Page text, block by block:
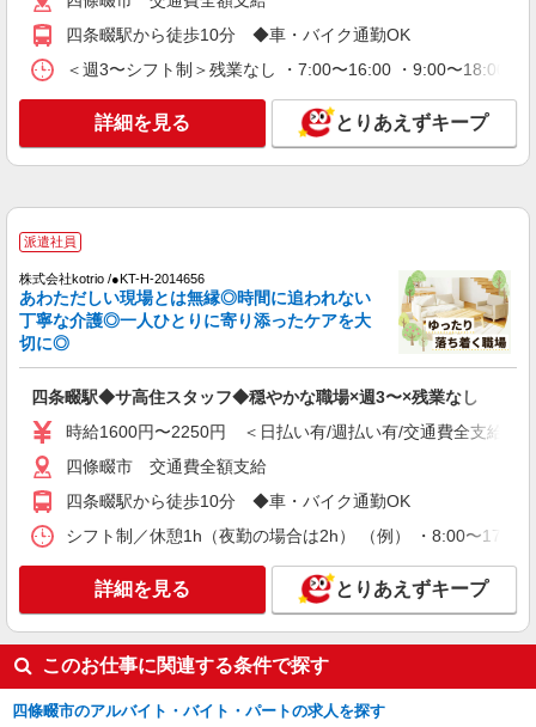
訪問介護事業所 ソラスト四條畷/2780000022-002
ホームヘルパー（訪問介護員）（役職なし）
時給1,780円〜2,640円（経験・能力等による）
＜給与補足＞★6:00〜8:00、18:00〜20:00は時給
UP（身体介護:2,509円、生活援助:2,109円）/日曜
日はさらに時給UP（身体介護: 2,640円、生活援
大阪府四條畷市中野3-6-12
キープ 詳細を見る
サービス付高齢者向け住宅 エルダーガーデン四條畷/2780000020-022
介護職員（ヘルパー）（施設兼務）
時給1,565円〜1,665円（経験・能力等による）
大阪府四條畷市中野3-6-12
キープ 詳細を見る
派遣社員
株式会社ブレイブ（マイナビグループ）/MD27
介護スタッフ ◆デイサービス、サービス付き
務先から選べます。
未経験：時給1500〜1700円（資格・経験によ
る） 経験者：時給1700〜1900円（資格・経験によ
る） ◎月収例 時給1900円×1日8時間×22日（週5
日）＝33万4400円 ◆昇給あり ◆支払い方法 ※日
払い/週払い/月払い対応も可能です。詳しくは面談
時にご相談ください。 ◆交通費：別途全額支給 ※
当社規定あり
大阪府四條畷市 【最寄駅】 ◆JR片町線「忍ケ
丘駅」 ★その他、近隣に多数勤務地あります！
キープ 詳細を見る
四条畷駅から徒歩10分 ◆車・バイク通勤OK
＜週3〜シフト制＞残業なし ・7:00〜16:00 ・9:00〜
詳細を見る とりあえずキープ
派遣社員
株式会社kotrio /●KT-H-2014656
あわただしい現場とは無縁◎時間に追われない
丁寧な介護◎一人ひとりに寄り添ったケアを大
切に◎
四条畷駅◆サ高住スタッフ◆穏やかな職場×週3〜×残業なし
時給1600円〜2250円 ＜日払い有/週払い有/交通費全支給(ガ
四條畷市 交通費全額支給
四条畷駅から徒歩10分 ◆車・バイク通勤OK
シフト制／休憩1h（夜勤の場合は2h） （例） ・8:00〜
詳細を見る とりあえずキープ
このお仕事に関連する条件で探す
四條畷市のアルバイト・バイト・パートの求人を探す